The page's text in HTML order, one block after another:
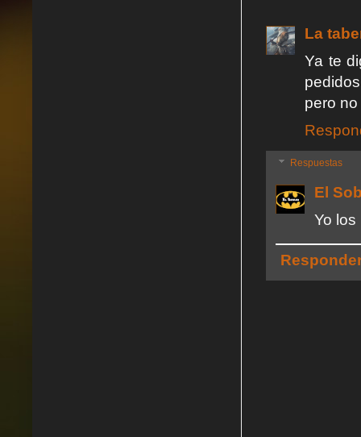
La
Ya te
pero
Respuestas
El
Yo